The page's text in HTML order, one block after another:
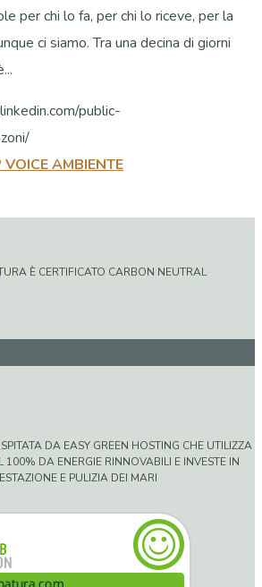
per chi lo fa, per chi lo riceve, per la
ci siamo. Tra una decina di giorni
AMBIENTE
È CERTIFICATO CARBON NEUTRAL
DA EASY GREEN HOSTING CHE UTILIZZA
100% DA ENERGIE RINNOVABILI E INVESTE IN
E PULIZIA DEI MARI